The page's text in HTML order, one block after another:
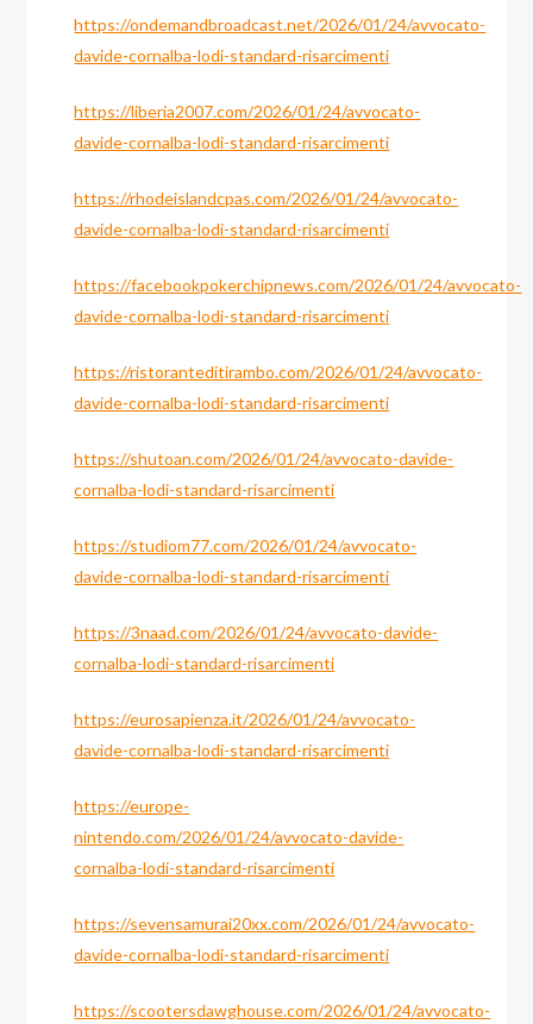
https://ondemandbroadcast.net/2026/01/24/avvocato-
davide-cornalba-lodi-standard-risarcimenti
https://liberia2007.com/2026/01/24/avvocato-
davide-cornalba-lodi-standard-risarcimenti
https://rhodeislandcpas.com/2026/01/24/avvocato-
davide-cornalba-lodi-standard-risarcimenti
https://facebookpokerchipnews.com/2026/01/24/avvocato-
davide-cornalba-lodi-standard-risarcimenti
https://ristoranteditirambo.com/2026/01/24/avvocato-
davide-cornalba-lodi-standard-risarcimenti
https://shutoan.com/2026/01/24/avvocato-davide-
cornalba-lodi-standard-risarcimenti
https://studiom77.com/2026/01/24/avvocato-
davide-cornalba-lodi-standard-risarcimenti
https://3naad.com/2026/01/24/avvocato-davide-
cornalba-lodi-standard-risarcimenti
https://eurosapienza.it/2026/01/24/avvocato-
davide-cornalba-lodi-standard-risarcimenti
https://europe-
nintendo.com/2026/01/24/avvocato-davide-
cornalba-lodi-standard-risarcimenti
https://sevensamurai20xx.com/2026/01/24/avvocato-
davide-cornalba-lodi-standard-risarcimenti
https://scootersdawghouse.com/2026/01/24/avvocato-